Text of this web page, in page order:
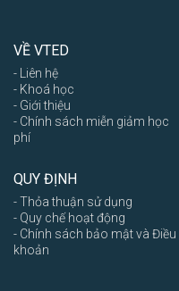
VỀ VTED
- Liên hệ
- Khoá học
- Giới thiệu
- Chính sách miễn giảm học
phí
QUY ĐỊNH
- Thỏa thuận sử dụng
- Quy chế hoạt động
- Chính sách bảo mật và Điều
khoản